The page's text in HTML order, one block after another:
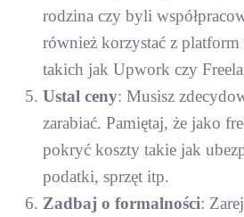
rodzina czy byli
również korzystać z platform
takich jak Upwork czy
Ustal ceny: Musisz
zarabiać. Pamiętaj, że jako
pokryć koszty takie jak
podatki, sprzęt itp.
Zadbaj o formalności: